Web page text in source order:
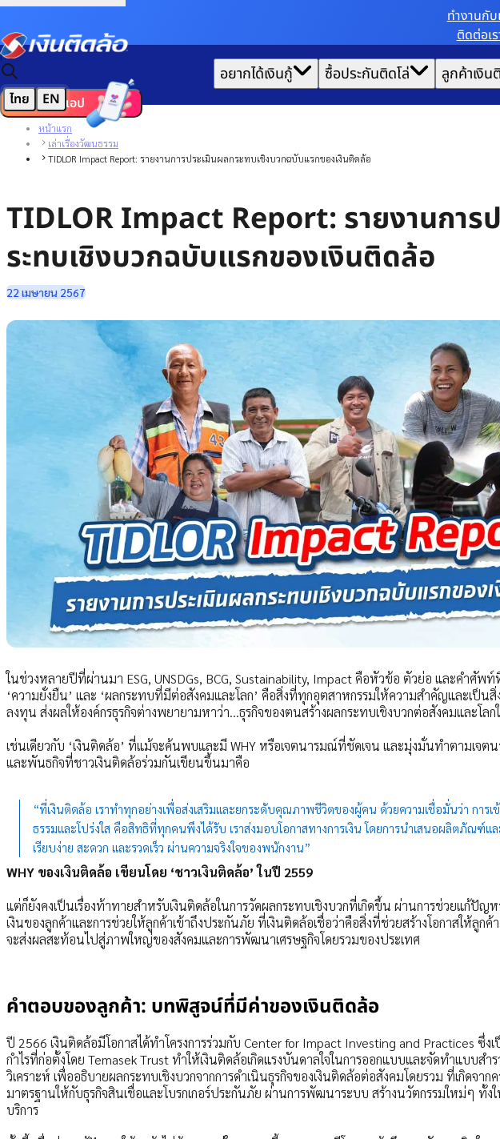
ทํางานกับ
ติดต่อเร
|
ไทย EN
อยากได้เงินกู้ ซื้อประกันติดโล่ ลูกค้าเงิ
ดาวน์โหลดแอป
หน้าแรก
เล่าเรื่องวัฒนธรรม
TIDLOR Impact Report: รายงานการประเมินผลกระทบเชิงบวกฉบับแรกของเงินติดล้อ
TIDLOR Impact Report: รายงานการ
ระทบเชิงบวกฉบับแรกของเงินติดล้อ
22 เมษายน 2567
ในช่วงหลายปีที่ผ่านมา ESG, UNSDGs, BCG, Sustainability, Impact คือหัวข้อ ตัวย่อ และคำศัพ
‘ความยั่งยืน’ และ ‘ผลกระทบที่มีต่อสังคมและโลก’ คือสิ่งที่ทุกอุตสาหกรรมให้ความสำคัญและเป็นสิ่
ลงทุน ส่งผลให้องค์กรธุรกิจต่างพยายามหาว่า…ธุรกิจของตนสร้างผลกระทบเชิงบวกต่อสังคมและโลก
เช่นเดียวกับ ‘เงินติดล้อ’ ที่แม้จะค้นพบและมี WHY หรือเจตนารมณ์ที่ชัดเจน และมุ่งมั่นทำตามเจต
และพันธกิจที่ชาวเงินติดล้อร่วมกันเขียนขึ้นมาคือ
“ที่เงินติดล้อ เราทำทุกอย่างเพื่อส่งเสริมและยกระดับคุณภาพชีวิตของผู้คน ด้วยความเชื่อมั่นว่า การเ
ธรรมและโปร่งใส คือสิทธิที่ทุกคนพึงได้รับ เราส่งมอบโอกาสทางการเงิน โดยการนำเสนอผลิตภัณฑ์แ
เรียบง่าย สะดวก และรวดเร็ว ผ่านความจริงใจของพนักงาน”
WHY ของเงินติดล้อ เขียนโดย ‘ชาวเงินติดล้อ’ ในปี 2559
แต่ก็ยังคงเป็นเรื่องท้าทายสำหรับเงินติดล้อในการวัดผลกระทบเชิงบวกที่เกิดขึ้น ผ่านการช่วยแก้ปัญห
เงินของลูกค้าและการช่วยให้ลูกค้าเข้าถึงประกันภัย ที่เงินติดล้อเชื่อว่าคือสิ่งที่ช่วยสร้างโอกาสให้ลู
จะส่งผลสะท้อนไปสู่ภาพใหญ่ของสังคมและการพัฒนาเศรษฐกิจโดยรวมของประเทศ
คำตอบของลูกค้า: บทพิสูจน์ที่มีค่าของเงินติดล้อ
ปี 2566 เงินติดล้อมีโอกาสได้ทำโครงการร่วมกับ Center for Impact Investing and Practices ซึ่ง
กำไรที่ก่อตั้งโดย Temasek Trust ทำให้เงินติดล้อเกิดแรงบันดาลใจในการออกแบบและจัดทำแบบส
วิเคราะห์ เพื่ออธิบายผลกระทบเชิงบวกจากการดำเนินธุรกิจของเงินติดล้อต่อสังคมโดยรวม ที่เกิดจาก
มาตรฐานให้กับธุรกิจสินเชื่อและโบรกเกอร์ประกันภัย ผ่านการพัฒนาระบบ สร้างนวัตกรรมใหม่ๆ ทั้
บริการ